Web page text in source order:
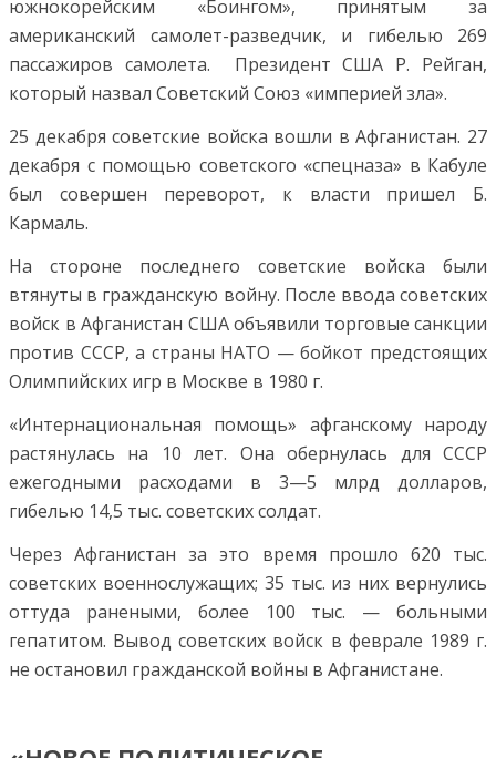
южнокорейским «Боингом», принятым за
американский самолет-разведчик, и гибелью 269
пассажиров самолета. Президент США Р. Рейган,
который назвал Советский Союз «империей зла».
25 декабря советские войска вошли в Афганистан. 27
декабря с помощью советского «спецназа» в Кабуле
был совершен переворот, к власти пришел Б.
Кармаль.
На стороне последнего советские войска были
втянуты в гражданскую войну. После ввода советских
войск в Афганистан США объявили торговые санкции
против СССР, а страны НАТО — бойкот предстоящих
Олимпийских игр в Москве в 1980 г.
«Интернациональная помощь» афганскому народу
растянулась на 10 лет. Она обернулась для СССР
ежегодными расходами в 3—5 млрд долларов,
гибелью 14,5 тыс. советских солдат.
Через Афганистан за это время прошло 620 тыс.
советских военнослужащих; 35 тыс. из них вернулись
оттуда ранеными, более 100 тыс. — больными
гепатитом. Вывод советских войск в феврале 1989 г.
не остановил гражданской войны в Афганистане.